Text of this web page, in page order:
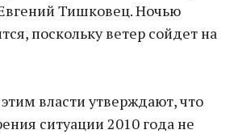
Тишковец. Ночью
поскольку ветер сойдет на
власти утверждают, что
ситуации 2010 года не